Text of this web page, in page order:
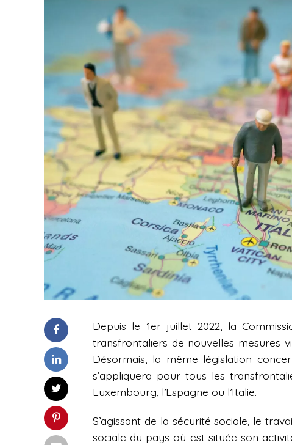
Depuis le 1er juillet 2022, la
transfrontaliers de nouvelles mesures
Désormais, la même législation
s’appliquera pour tous les
Luxembourg, l’Espagne ou l’Italie.
S’agissant de la sécurité sociale, le
sociale du pays où est située son